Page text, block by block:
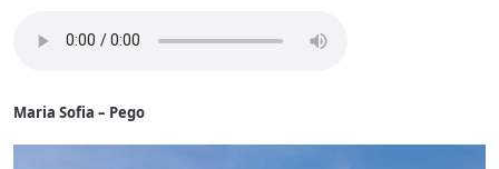
Maria Sofia – Pego